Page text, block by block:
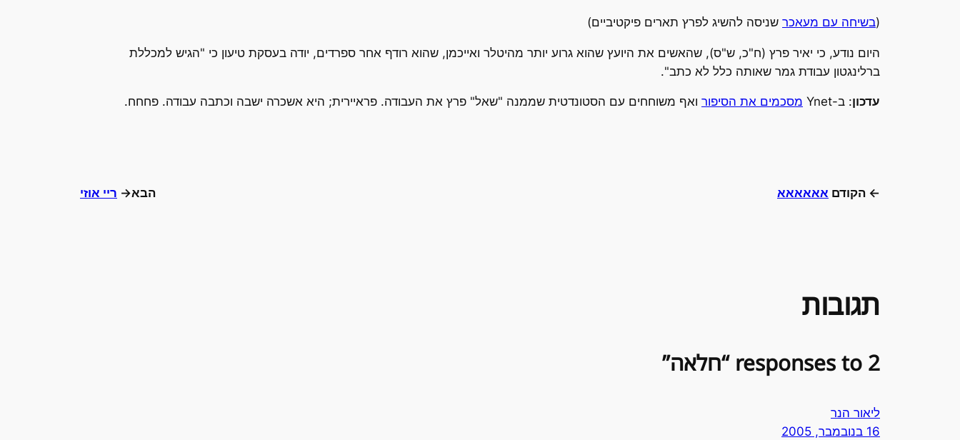
(בשיחה עם מעאכר שניסה להשיג לפרץ תארים פיקטיביים)
היום נודע, כי יאיר פרץ (ח"כ, ש"ס), שהאשים את היועץ שהוא גרוע יותר מהיטלר ואייכמן, שהוא רודף אחר ספרדים, יודה בעסקת טיעון כי "הגיש למכללת
ברלינגטון עבודת גמר שאותה כלל לא כתב".
עדכון: ב-Ynet מסכמים את הסיפור ואף משוחחים עם הסטונדטית שממנה "שאל" פרץ את העבודה. פראיירית; היא אשכרה ישבה וכתבה עבודה. פחחח.
← הקודם אאאאאא הבא→ ריי אוזי
תגובות
2 responses to “חלאה”
ליאור הנר
16 בנובמבר, 2005